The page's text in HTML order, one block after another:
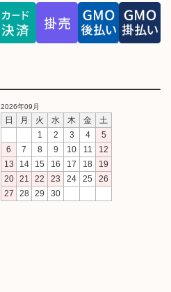
2026年09月
日 月 火 水 木 金
土
1
2 3 4
5
6
7 8 9 10 11
12
13
14 15 16 17 18
19
20
21 22 23 24 25
26
27
28 29 30